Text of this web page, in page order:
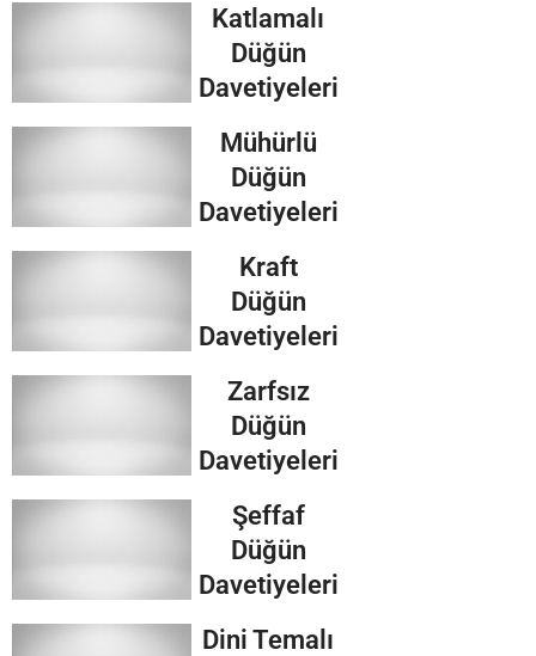
Katlamalı
Düğün
Davetiyeleri
Mühürlü
Düğün
Davetiyeleri
Kraft
Düğün
Davetiyeleri
Zarfsız
Düğün
Davetiyeleri
Şeffaf
Düğün
Davetiyeleri
Dini Temalı